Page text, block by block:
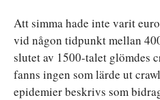
Att simma hade inte varit
vid någon tidpunkt mellan
slutet av 1500-talet glömdes
fanns ingen som lärde ut
epidemier beskrivs som